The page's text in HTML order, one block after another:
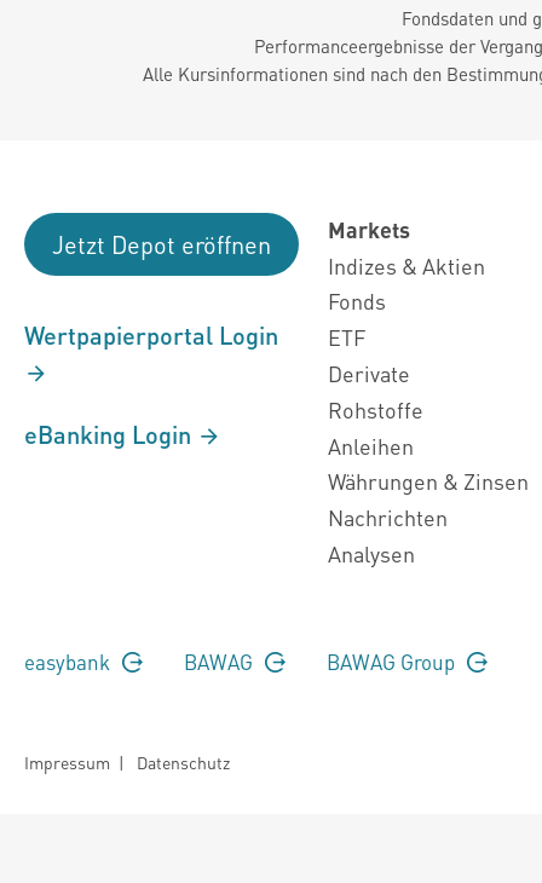
Fondsdaten und
Performanceergebnisse der
Alle Kursinformationen sind nach den
Jetzt Depot eröffnen
Wertpapierportal Login
eBanking Login
Markets
Indizes & Aktien
Fonds
ETF
Derivate
Rohstoffe
Anleihen
Währungen & Zinsen
Nachrichten
Analysen
easybank BAWAG BAWAG Group
Impressum | Datenschutz